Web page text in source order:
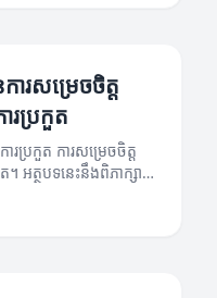
ារសម្រេចចិត្ត
រប្រកួត
រប្រកួត ការសម្រេចចិត្ត
អត្ថបទនេះនឹងពិភាក្សា
ចិត្តនៅពេលវេលានៃការ